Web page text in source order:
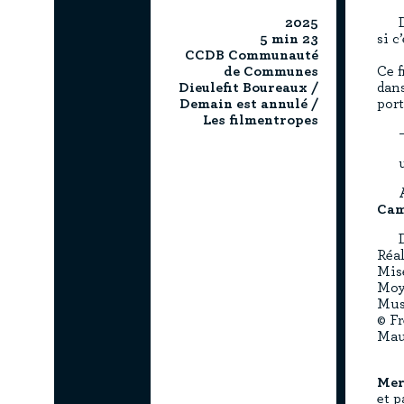
2025
5 min 23
CCDB Communauté
de Communes
Dieulefit Boureaux /
Demain est annulé /
Les filmentropes
si
Ce
©
et